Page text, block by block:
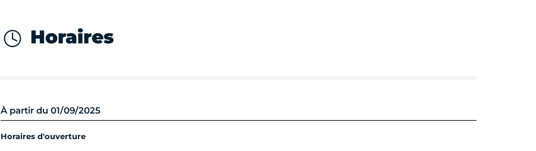
Horaires
À partir du 01/09/2025
Horaires d'ouverture